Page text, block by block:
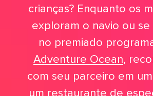
crianças? Enquanto os
exploram o navio ou
no premiado
Adventure Ocean,
com seu parceiro em